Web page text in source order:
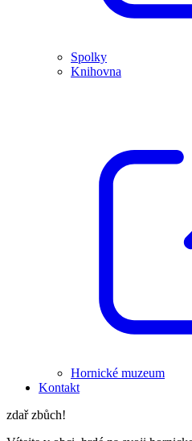
Spolky
Knihovna
Hornické muzeum
Kontakt
zdař zbůch!